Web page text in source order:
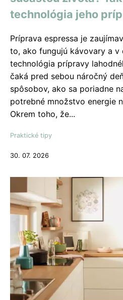
technológia jeho
Príprava espressa je
to, ako fungujú kávovary a v
technológia prípravy
čaká pred sebou náročný
spôsobov, ako sa poriadne
potrebné množstvo energie
Okrem toho, že...
Praktické tipy
30. 07. 2026